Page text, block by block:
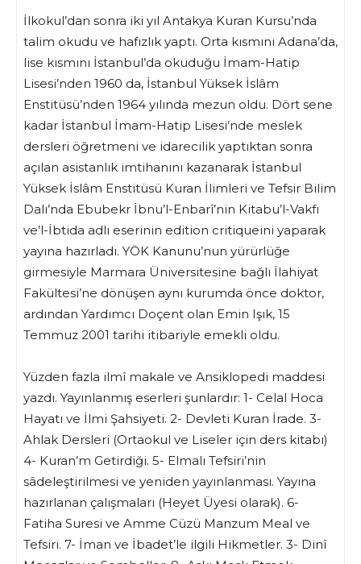
İlkokul’dan sonra iki yıl Antakya Kuran Kursu’nda
talim okudu ve hafızlık yaptı. Orta kısmını Adana’da,
lise kısmını İstanbul’da okuduğu İmam-Hatip
Lisesi’nden 1960 da, İstanbul Yüksek İslâm
Enstitüsü’nden 1964 yılında mezun oldu. Dört sene
kadar İstanbul İmam-Hatip Lisesi’nde meslek
dersleri öğretmeni ve idarecilik yaptıktan sonra
açılan asistanlık imtihanını kazanarak İstanbul
Yüksek İslâm Enstitüsü Kuran İlimleri ve Tefsir Bilim
Dalı’nda Ebubekr İbnu’l-Enbarî’nin Kitabu’l-Vakfı
ve’l-İbtida adlı eserinin edition critiqueini yaparak
yayına hazırladı. YÖK Kanunu’nun yürürlüğe
girmesiyle Marmara Üniversitesine bağlı İlahiyat
Fakültesi’ne dönüşen aynı kurumda önce doktor,
ardından Yardımcı Doçent olan Emin Işık, 15
Temmuz 2001 tarihi itibariyle emekli oldu.
Yüzden fazla ilmî makale ve Ansiklopedi maddesi
yazdı. Yayınlanmış eserleri şunlardır: 1- Celal Hoca
Hayatı ve İlmi Şahsiyeti. 2- Devleti Kuran İrade. 3-
Ahlak Dersleri (Ortaokul ve Liseler için ders kitabı)
4- Kuran’m Getirdiği. 5- Elmalı Tefsiri’nin
sâdeleştirilmesi ve yeniden yayınlanması. Yayına
hazırlanan çalışmaları (Heyet Üyesi olarak). 6-
Fatiha Suresi ve Amme Cüzü Manzum Meal ve
Tefsiri. 7- İman ve İbadet’le ilgili Hikmetler. 3- Dinî